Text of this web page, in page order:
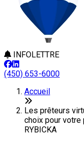
INFOLETTRE
(450) 653-6000
Accueil
Les prêteurs
choix pour votre
RYBICKA